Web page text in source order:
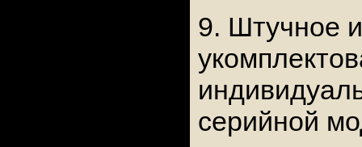
9. Штучное
серийной